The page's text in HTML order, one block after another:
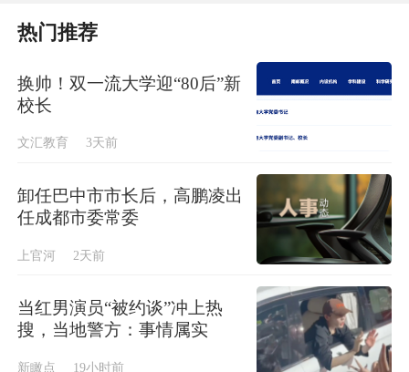
热门推荐
换帅！双一流大学迎“80后”新
校长
文汇教育 3天前
卸任巴中市市长后，高鹏凌出
任成都市委常委
上官河 2天前
当红男演员“被约谈”冲上热
搜，当地警方：事情属实
新瞰点 19小时前